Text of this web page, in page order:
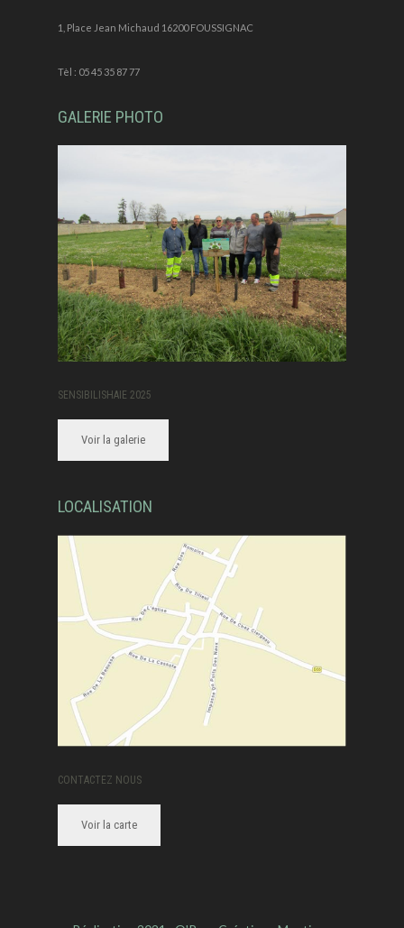
1, Place Jean Michaud 16200 FOUSSIGNAC
Tèl : 05 45 35 87 77
GALERIE PHOTO
SENSIBILISHAIE 2025
Voir la galerie
LOCALISATION
CONTACTEZ NOUS
Voir la carte